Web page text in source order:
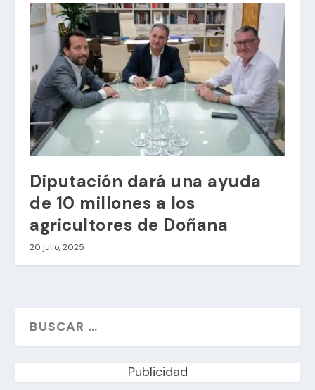
Diputación dará una ayuda
de 10 millones a los
agricultores de Doñana
20 julio, 2025
Publicidad